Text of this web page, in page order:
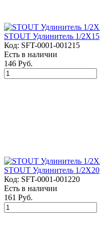
STOUT Удлинитель 1/2X15
Код: SFT-0001-001215
Есть в наличии
146 Руб.
STOUT Удлинитель 1/2X20
Код: SFT-0001-001220
Есть в наличии
161 Руб.